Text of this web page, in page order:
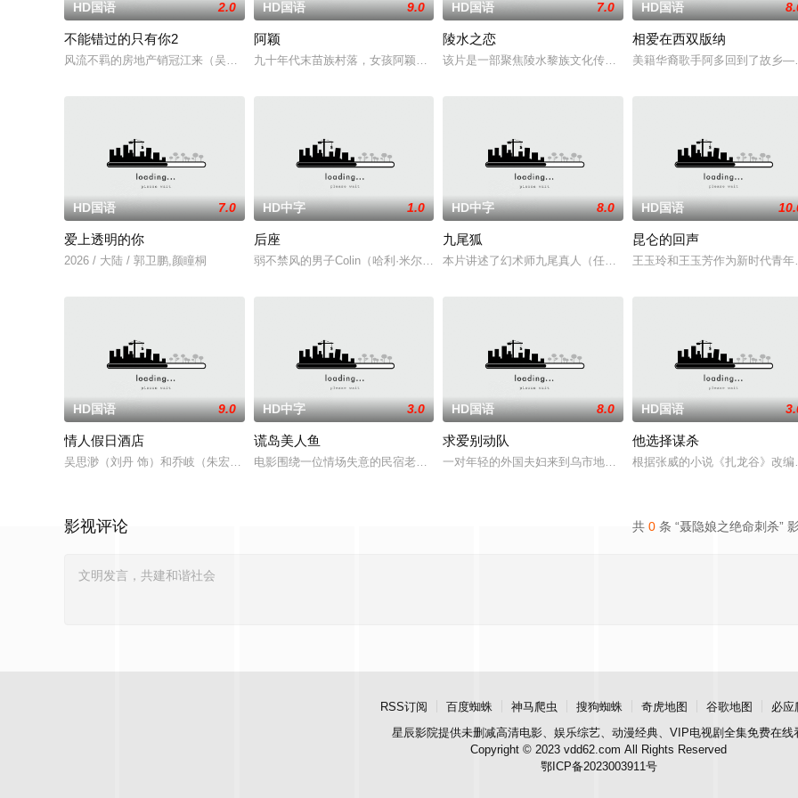
HD国语 2.0
不能错过的只有你2
风流不羁的房地产销冠江来（吴翊歌 饰），为利益化身“深情画家”，步步为营接近倔强女医生李梦（李萌萌 饰）。他算计利益得失，她却赌上
HD国语 9.0
阿颖
九十年代末苗族村落，女孩阿颖反抗包办婚姻出逃，和心上人三宝相恋，却被继父强迫许配给表弟浩楠
HD国语 7.0
陵水之恋
该片是一部聚焦陵水黎族文化传承与滨海旅游资源的现实题材电影，
HD国语
相爱在西双版纳
美籍华裔歌手阿多回到了故乡
HD国语 7.0
爱上透明的你
2026 / 大陆 / 郭卫鹏,颜瞳桐
HD中字 1.0
后座
弱不禁风的男子Colin（哈利·米尔林 Harry Melling 饰）遇上英俊无比的摩托车俱乐部首领Ray（亚历山大·
HD中字 8.0
九尾狐
本片讲述了幻术师九尾真人（任珅饰），幻化出九个幻象并以此祸
HD国语
昆仑的回声
王玉玲和王玉芳作为新时代青
HD国语 9.0
情人假日酒店
吴思渺（刘丹 饰）和乔岐（朱宏嘉 饰）是从大学时期就走到了一起的恋人，毕业之后，吴思渺来到了假日酒店工作，就此结识了酒店经理章竹
HD中字 3.0
谎岛美人鱼
电影围绕一位情场失意的民宿老板娘“文”（温碧霞 饰）与一位潦倒编剧“乐”（禾浩辰 饰）之间因网络相
HD国语 8.0
求爱别动队
一对年轻的外国夫妇来到乌市地毯厂，他们拿出一块织有夜莺图案
HD国语
他选择谋杀
根据张威的小说《扎龙谷》改
共 0 条 “聂隐娘之绝命刺杀”
影视评论
RSS订阅 百度蜘蛛 神马爬虫 搜狗蜘蛛 奇虎地图 谷歌地图
必应
星辰影院提供未删减高清电影、娱乐综艺、动漫经典、VIP电视剧全集免费在线
Copyright © 2023 vdd62.com All Rights Reserved
鄂ICP备2023003911号